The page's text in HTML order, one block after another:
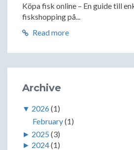
Köpa fisk online – En guide till
fiskshopping på...
Read more
Archive
▼ 2026(1)
February(1)
► 2025 (3)
► 2024(1)